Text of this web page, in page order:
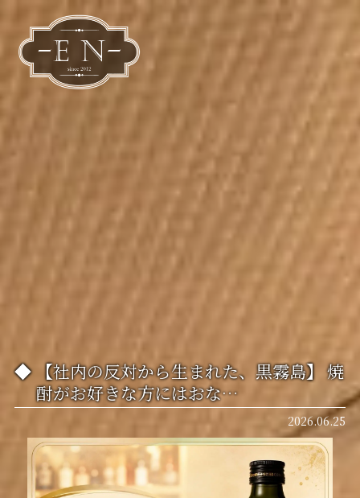
【社内の反対から生まれた、黒霧島】 焼
酎がお好きな方にはおな…
2026.06.25